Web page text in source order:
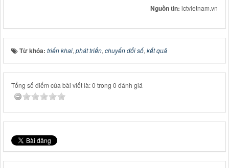
Nguồn tin: ictvietnam.vn
Từ khóa: triển khai, phát triển, chuyển đổi số, kết quả
Tổng số điểm của bài viết là: 0 trong 0 đánh giá